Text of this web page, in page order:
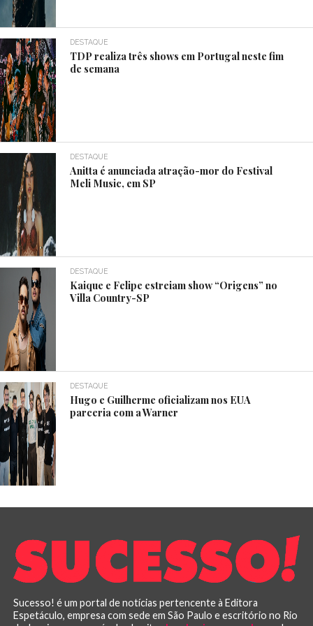
DESTAQUE
TDP realiza três shows em Portugal neste fim
de semana
DESTAQUE
Anitta é anunciada atração-mor do Festival
Meli Music, em SP
DESTAQUE
Kaique e Felipe estreiam show “Origens” no
Villa Country-SP
DESTAQUE
Hugo e Guilherme oficializam nos EUA
parceria com a Warner
Sucesso! é um portal de notícias pertencente à Editora
Espetáculo, empresa com sede em São Paulo e escritório no Rio